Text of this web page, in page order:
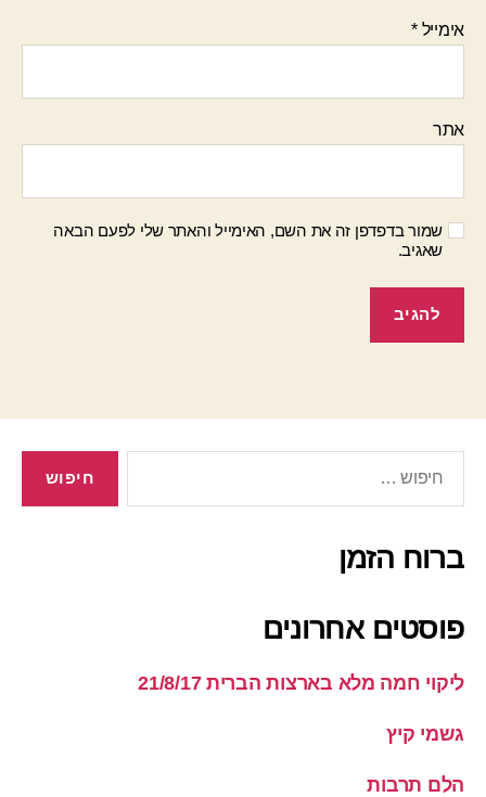
אימייל*
אתר
שמור בדפדפן זה את השם, האימייל והאתר שלי לפעם הבאה
שאגיב.
ברוח הזמן
פוסטים אחרונים
ליקוי חמה מלא בארצות הברית 21/8/17
גשמי קיץ
הלם תרבות